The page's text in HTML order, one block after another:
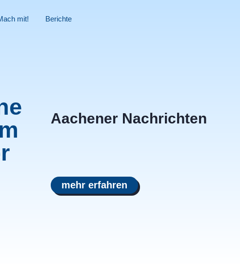
mit! Berichte
Aachener Nachrichten
mehr erfahren